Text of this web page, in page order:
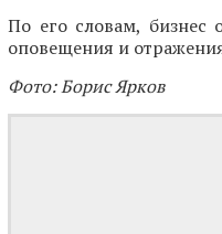
По его словам, бизнес
оповещения и
Фото: Борис Ярков